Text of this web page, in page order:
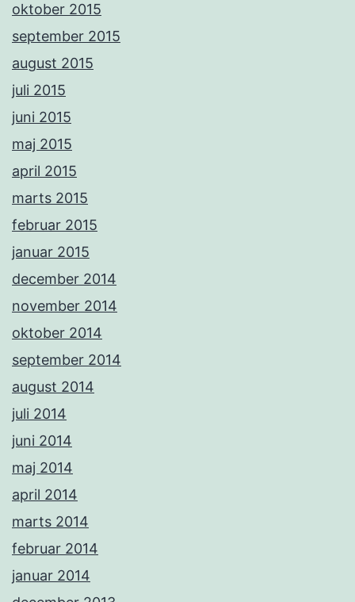
oktober 2015
september 2015
august 2015
juli 2015
juni 2015
maj 2015
april 2015
marts 2015
februar 2015
januar 2015
december 2014
november 2014
oktober 2014
september 2014
august 2014
juli 2014
juni 2014
maj 2014
april 2014
marts 2014
februar 2014
januar 2014